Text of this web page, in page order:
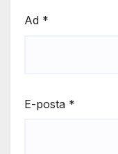
Ad *
E-posta *